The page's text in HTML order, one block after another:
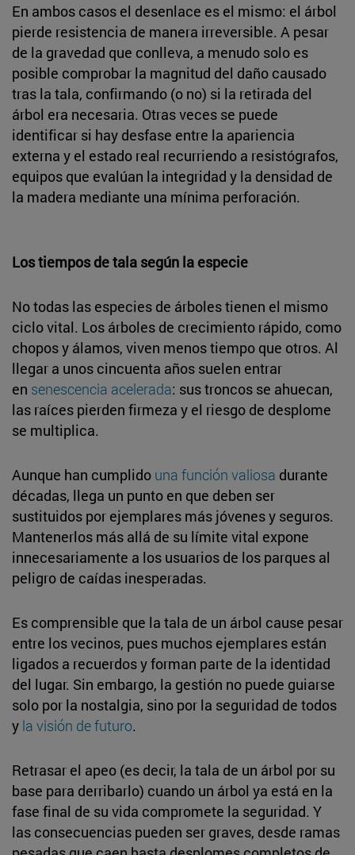
En ambos casos el desenlace es el mismo: el árbol
pierde resistencia de manera irreversible. A pesar
de la gravedad que conlleva, a menudo solo es
posible comprobar la magnitud del daño causado
tras la tala, confirmando (o no) si la retirada del
árbol era necesaria. Otras veces se puede
identificar si hay desfase entre la apariencia
externa y el estado real recurriendo a resistógrafos,
equipos que evalúan la integridad y la densidad de
la madera mediante una mínima perforación.
Los tiempos de tala según la especie
No todas las especies de árboles tienen el mismo
ciclo vital. Los árboles de crecimiento rápido, como
chopos y álamos, viven menos tiempo que otros. Al
llegar a unos cincuenta años suelen entrar
en senescencia acelerada: sus troncos se ahuecan,
las raíces pierden firmeza y el riesgo de desplome
se multiplica.
Aunque han cumplido una función valiosa durante
décadas, llega un punto en que deben ser
sustituidos por ejemplares más jóvenes y seguros.
Mantenerlos más allá de su límite vital expone
innecesariamente a los usuarios de los parques al
peligro de caídas inesperadas.
Es comprensible que la tala de un árbol cause pesar
entre los vecinos, pues muchos ejemplares están
ligados a recuerdos y forman parte de la identidad
del lugar. Sin embargo, la gestión no puede guiarse
solo por la nostalgia, sino por la seguridad de todos
y la visión de futuro.
Retrasar el apeo (es decir, la tala de un árbol por su
base para derribarlo) cuando un árbol ya está en la
fase final de su vida compromete la seguridad. Y
las consecuencias pueden ser graves, desde ramas